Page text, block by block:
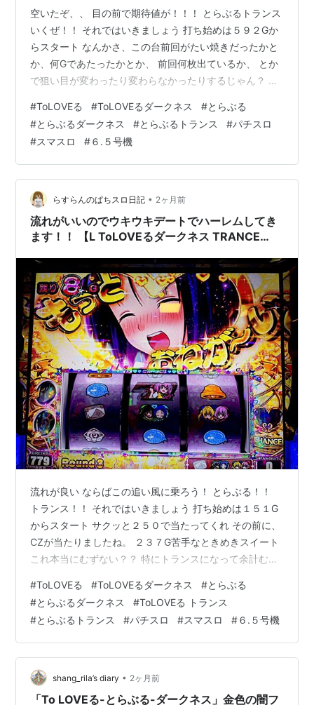
空いたぞ、、 目の前で期待値が！！！ とらぶるトランス
いくぜ！！ それではいきましょう 打ち始めは５９２Gか
らスタート なんかさ、この台前回がたい焼きだったかと
か、何Gであたったかとか、 前回何枚出ているか、 とか
で狙い目が変わったり変わらなかったりするじゃん？ わ
ゃん もうどこまで追うかとか無理よ ってことでとりあえ
ず６５０のところで引っかかって欲しいですね。 ちなみ
に前回は駆け抜けです っておいおい ハーレム目引いてい
るんだけど！！！ なんだかんだで初めてのハーレムです
恩恵はカバネリと一緒ですね ぷっちゅんと、他２つのCZ
ポイントいっぱ…
#ToLOVEる #ToLOVEるダークネス #とらぶる
#とらぶるダークネス #とらぶるトランス #パチスロ
#スマスロ #６.５号機
らすらんのぱちスロ日記 • 2ヶ月前
流れがいいのでウキウキデートでハーレムしてき
ます！！ 【L ToLOVEるダークネス TRANCE
流れが良い ならばこの追い風に乗ろう！ とらぶる！！
トランス！！ それではいきましょう 打ち始めは１５１G
からスタート サクッと２５０で当たってくれ その前に、
CZが当たりましたね。 ２３７G苦手なときめきスイート
これ本当にむずない？？ 特にトランスになって余計むず
い ってことで何事もなく時は流れ またしてもゾーン手前
６３８GでCZ この前座ミッションで当たるの気持ちいい
よな ってかまたときめきスイートやん これも華麗にスル
ー ガチでむずい でも大丈夫 流石に６５０は当たる よ
し！ 危ねぇ。 ギリギリで耐えた。この３５０Gの浮きは
デカ…
#ToLOVEる #ToLOVEるダークネス #とらぶる
#とらぶるダークネス #ToLOVEる トランス
#とらぶるトランス #パチスロ #スマスロ #６.５号機
shang_rila’s diary • 2ヶ月前
「To LOVEる-とらぶる-ダークネス」金色の闇フ